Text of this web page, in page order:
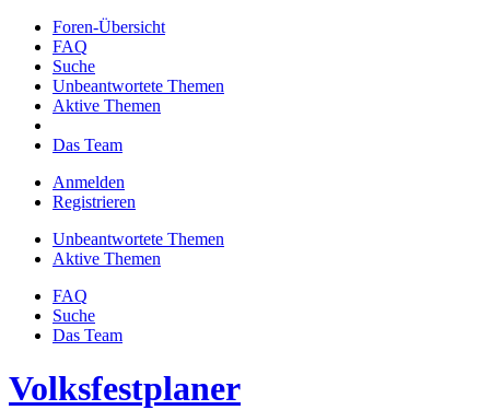
Foren-Übersicht
FAQ
Suche
Unbeantwortete Themen
Aktive Themen
Das Team
Anmelden
Registrieren
Unbeantwortete Themen
Aktive Themen
FAQ
Suche
Das Team
Volksfestplaner